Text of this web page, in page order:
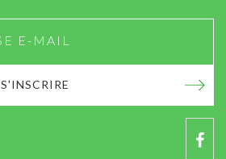
S'INSCRIRE